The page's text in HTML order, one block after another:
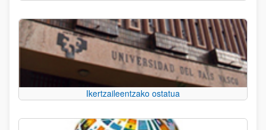
Ikertzaileentzako ostatua